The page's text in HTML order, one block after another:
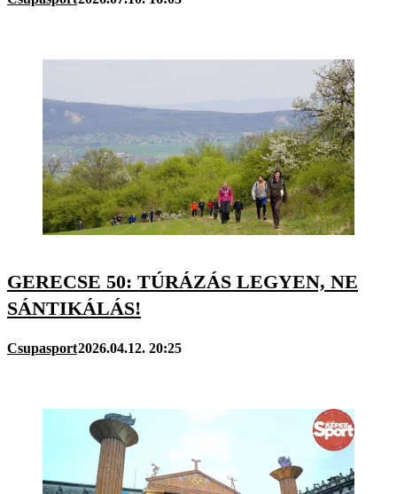
GERECSE 50: TÚRÁZÁS LEGYEN, NE
SÁNTIKÁLÁS!
Csupasport2026.04.12. 20:25